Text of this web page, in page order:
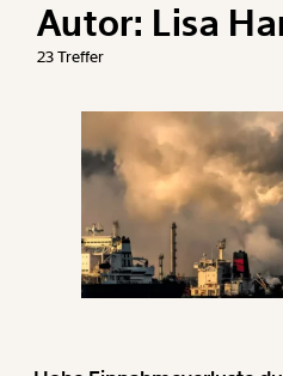
Arbeit
Verteilung
Klima
Text
Autor: Lisa
23 Treffer